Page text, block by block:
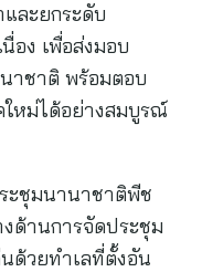
ละยกระดับ
อง เพื่อส่งมอบ
าชาติ พร้อมตอบ
ใหม่ได้อย่างสมบูรณ์
ะชุมนานาชาติพีช
ด้านการจัดประชุม
ด้วยทำเลที่ตั้งอัน